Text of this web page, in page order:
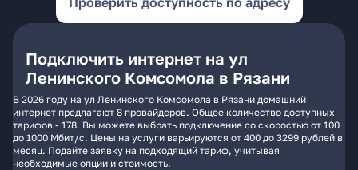
Подключить интернет на ул
Ленинского Комсомола в Рязани
В 2026 году на ул Ленинского Комсомола в Рязани домашний
интернет предлагают 8 провайдеров. Общее количество доступных
тарифов - 178. Вы можете выбрать подключение со скоростью от 100
до 1000 Мбит/с. Цены на услуги варьируются от 400 до 3299 рублей в
месяц. Подайте заявку на подходящий тариф, учитывая
необходимые опции и стоимость.